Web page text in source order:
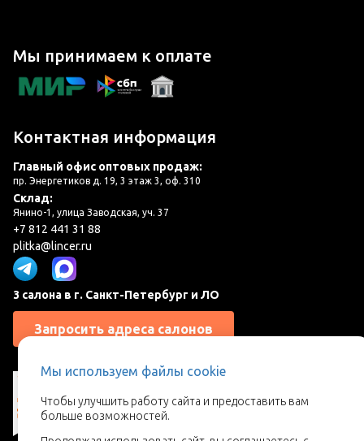
Мы принимаем к оплате
Контактная информация
Главный офис оптовых продаж:
пр. Энергетиков д. 19, 3 этаж 3, оф. 310
Склад:
Янино-1, улица Заводская, уч. 37
+7 812 441 31 88
plitka@lincer.ru
3 салона в г. Санкт-Петербург и ЛО
Запросить адреса салонов
Мы используем файлы cookie
Чтобы улучшить работу сайта и предоставить вам
больше возможностей.